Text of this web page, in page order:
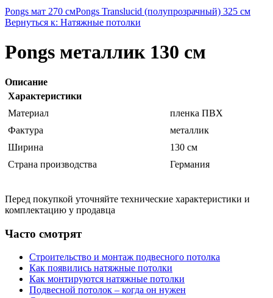
Pongs мат 270 смPongs Translucid (полупрозрачный) 325 см
Вернуться к: Натяжные потолки
Pongs металлик 130 см
Описание
Характеристики
Материал
пленка ПВХ
Фактура
металлик
Ширина
130 см
Страна производства
Германия
Перед покупкой уточняйте технические характеристики и
комплектацию у продавца
Часто смотрят
Строительство и монтаж подвесного потолка
Как появились натяжные потолки
Как монтируются натяжные потолки
Подвесной потолок – когда он нужен